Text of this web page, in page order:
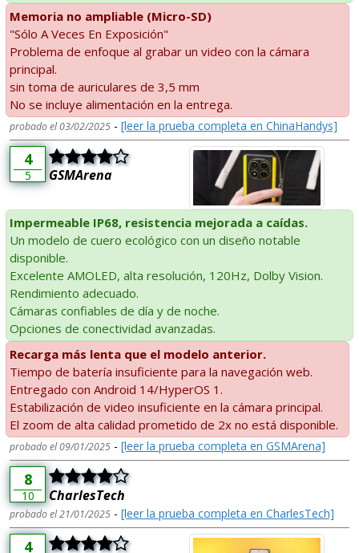
Memoria no ampliable (Micro-SD)
"Sólo A Veces En Exposición"
Problema de enfoque al grabar un video con la cámara
principal.
sin toma de auriculares de 3,5 mm
No se incluye alimentación en la entrega.
probado el 03/02/2025 - [leer la prueba completa en ChinaHandys]
4
5 GSMArena
Impermeable IP68, resistencia mejorada a caídas.
Un modelo de cuero ecológico con un diseño notable
disponible.
Excelente AMOLED, alta resolución, 120Hz, Dolby Vision.
Rendimiento adecuado.
Cámaras confiables de día y de noche.
Opciones de conectividad avanzadas.
Recarga más lenta que el modelo anterior.
Tiempo de batería insuficiente para la navegación web.
Entregado con Android 14/HyperOS 1.
Estabilización de video insuficiente en la cámara principal.
El zoom de alta calidad prometido de 2x no está disponible.
probado el 09/01/2025 - [leer la prueba completa en GSMArena]
8
10 CharlesTech
probado el 21/01/2025 - [leer la prueba completa en CharlesTech]
4